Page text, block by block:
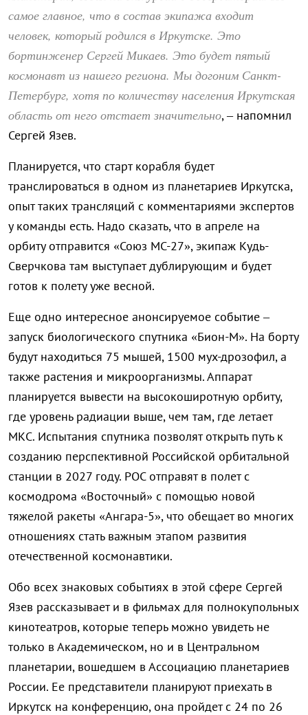
самое главное, что в состав экипажа входит
человек, который родился в Иркутске. Это
бортинженер Сергей Микаев. Это будет пятый
космонавт из нашего региона. Мы догоним Санкт-
Петербург, хотя по количеству населения Иркутская
область от него отстает значительно, – напомнил
Сергей Язев.
Планируется, что старт корабля будет
транслироваться в одном из планетариев Иркутска,
опыт таких трансляций с комментариями экспертов
у команды есть. Надо сказать, что в апреле на
орбиту отправится «Союз МС-27», экипаж Кудь-
Сверчкова там выступает дублирующим и будет
готов к полету уже весной.
Еще одно интересное анонсируемое событие –
запуск биологического спутника «Бион-М». На борту
будут находиться 75 мышей, 1500 мух-дрозофил, а
также растения и микроорганизмы. Аппарат
планируется вывести на высокоширотную орбиту,
где уровень радиации выше, чем там, где летает
МКС. Испытания спутника позволят открыть путь к
созданию перспективной Российской орбитальной
станции в 2027 году. РОС отправят в полет с
космодрома «Восточный» с помощью новой
тяжелой ракеты «Ангара-5», что обещает во многих
отношениях стать важным этапом развития
отечественной космонавтики.
Обо всех знаковых событиях в этой сфере Сергей
Язев рассказывает и в фильмах для полнокупольных
кинотеатров, которые теперь можно увидеть не
только в Академическом, но и в Центральном
планетарии, вошедшем в Ассоциацию планетариев
России. Ее представители планируют приехать в
Иркутск на конференцию, она пройдет с 24 по 26